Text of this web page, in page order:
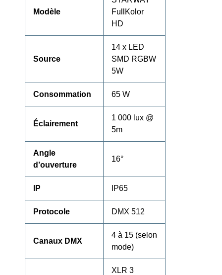
Modèle
FullKolor
HD
Source
14 x LED
SMD RGBW
5W
Consommation 65 W
Éclairement
1 000 lux @
5m
Angle
d’ouverture
16°
IP IP65
Protocole DMX 512
Canaux DMX
4 à 15 (selon
mode)
XLR 3